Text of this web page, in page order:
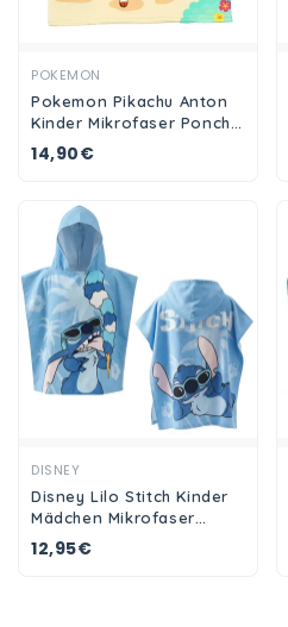
POKEMON
Pokemon Pikachu Anton
Kinder Mikrofaser Poncho
Badeponcho
14,90€
DISNEY
Disney Lilo Stitch Kinder
Mädchen Mikrofaser
Poncho Badetuch 55x110
cm
12,95€